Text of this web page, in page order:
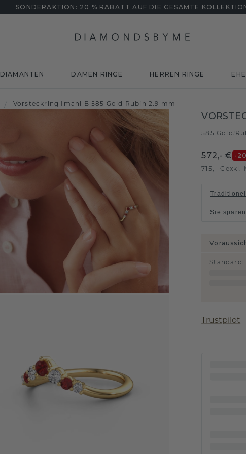
SONDERAKTION: 20 % RABATT AUF DIE GESAMTE
DIAMANTEN DAMEN RINGE HERREN RINGE
/ Vorsteckring Imani B 585 Gold Rubin 2.9 mm
585 Gold
572,- € -20
715,- €exkl.
Sie sparen
Standard :
Trustpilot